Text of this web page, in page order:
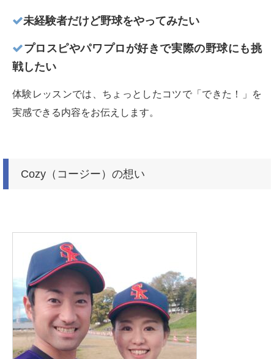
未経験者だけど野球をやってみたい
プロスピやパワプロが好きで実際の野球にも挑
戦したい
体験レッスンでは、ちょっとしたコツで「できた！」を
実感できる内容をお伝えします。
Cozy（コージー）の想い